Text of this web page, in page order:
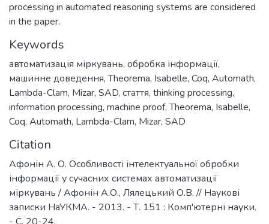
processing in automated reasoning systems are considered
in the paper.
Keywords
автоматизація міркувань, обробка інформації,
машинне доведення,Тheorema, Isabelle, Coq, Automath,
Lambda-Clam, Mizar, SAD, стаття, thinking processing,
information processing, machine proof,Theorema, Isabelle,
Coq, Automath, Lambda-Clam, Mizar, SAD
Citation
Афонін А. О. Особливості інтелектуальної обробки
інформації у сучасних системах автоматизації
міркувань / Афонін А.О., Лялецький О.В. // Наукові
записки НаУКМА. - 2013. - Т. 151 : Комп'ютерні науки.